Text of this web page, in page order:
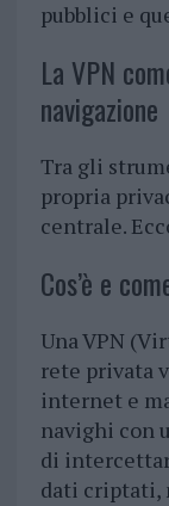
pubblici e
La VPN
navigazione
Tra gli
propria
centrale.
Cos’è e
Una VPN
rete privata
internet e
navighi con
di
dati criptati,